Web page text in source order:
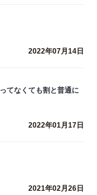
2022年07月14日
てなくても割と普通に
2022年01月17日
2021年02月26日